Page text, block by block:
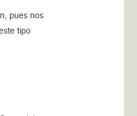
pues nos
tipo